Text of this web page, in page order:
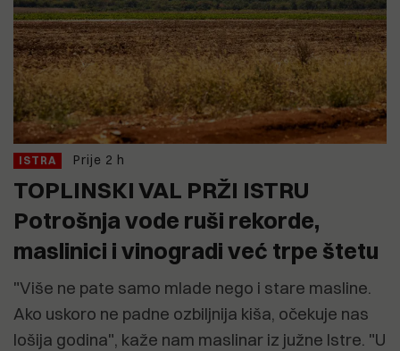
ISTRA Prije 2 h
TOPLINSKI VAL PRŽI ISTRU
Potrošnja vode ruši rekorde,
maslinici i vinogradi već trpe štetu
"Više ne pate samo mlade nego i stare masline.
Ako uskoro ne padne ozbiljnija kiša, očekuje nas
lošija godina", kaže nam maslinar iz južne Istre. "U